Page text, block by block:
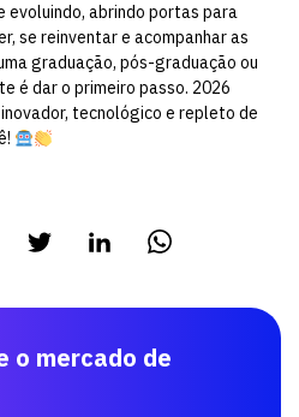
evoluindo, abrindo portas para
se reinventar e acompanhar as
graduação, pós-graduação ou
é dar o primeiro passo. 2026
tecnológico e repleto de
o mercado de